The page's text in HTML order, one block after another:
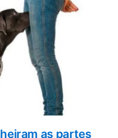
as partes